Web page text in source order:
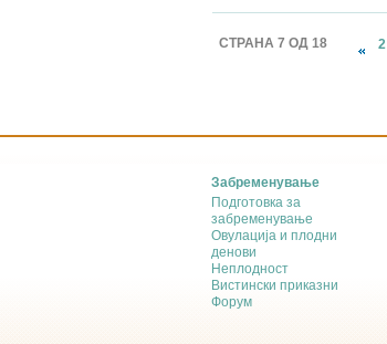
СТРАНА 7 ОД 18 2
Забременување
Подготовка за
забременување
Овулација и плодни
денови
Неплодност
Вистински приказни
Форум